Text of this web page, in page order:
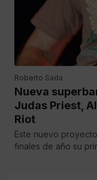
Roberto Sada
Nueva
Judas Priest,
Riot
Este nuevo
finales de año su